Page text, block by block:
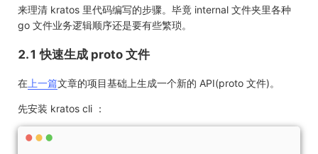
来理清 kratos 里代码编写的步骤。毕竟 internal 文件夹里各种
go 文件业务逻辑顺序还是要有些繁琐。
2.1 快速生成 proto 文件
在 上一篇文章的项目基础上生成一个新的 API(proto 文件)。
先安装 kratos cli ：